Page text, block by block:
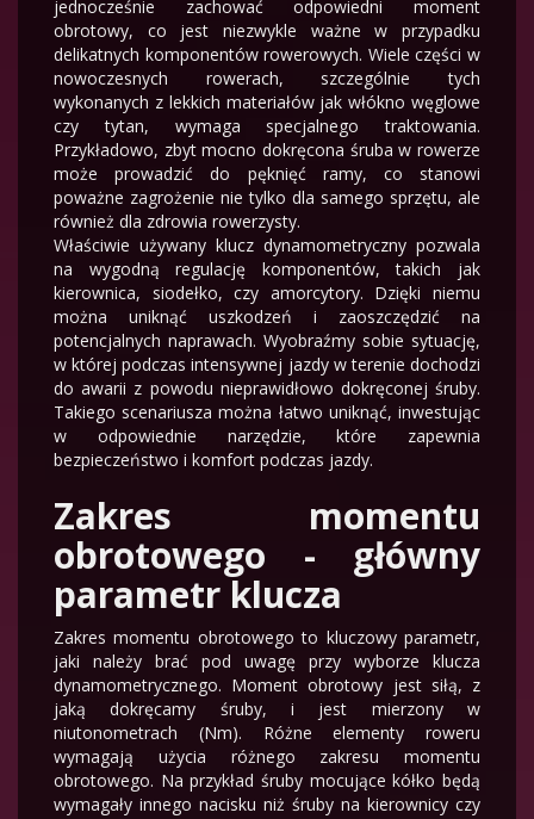
jednocześnie zachować odpowiedni moment
obrotowy, co jest niezwykle ważne w przypadku
delikatnych komponentów rowerowych. Wiele części w
nowoczesnych rowerach, szczególnie tych
wykonanych z lekkich materiałów jak włókno węglowe
czy tytan, wymaga specjalnego traktowania.
Przykładowo, zbyt mocno dokręcona śruba w rowerze
może prowadzić do pęknięć ramy, co stanowi
poważne zagrożenie nie tylko dla samego sprzętu, ale
również dla zdrowia rowerzysty.
Właściwie używany klucz dynamometryczny pozwala
na wygodną regulację komponentów, takich jak
kierownica, siodełko, czy amorcytory. Dzięki niemu
można uniknąć uszkodzeń i zaoszczędzić na
potencjalnych naprawach. Wyobraźmy sobie sytuację,
w której podczas intensywnej jazdy w terenie dochodzi
do awarii z powodu nieprawidłowo dokręconej śruby.
Takiego scenariusza można łatwo uniknąć, inwestując
w odpowiednie narzędzie, które zapewnia
bezpieczeństwo i komfort podczas jazdy.
Zakres momentu
obrotowego - główny
parametr klucza
Zakres momentu obrotowego to kluczowy parametr,
jaki należy brać pod uwagę przy wyborze klucza
dynamometrycznego. Moment obrotowy jest siłą, z
jaką dokręcamy śruby, i jest mierzony w
niutonometrach (Nm). Różne elementy roweru
wymagają użycia różnego zakresu momentu
obrotowego. Na przykład śruby mocujące kółko będą
wymagały innego nacisku niż śruby na kierownicy czy